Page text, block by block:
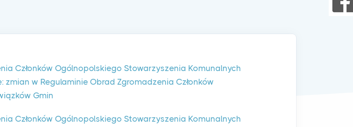
Członków Ogólnopolskiego Stowarzyszenia Komunalnych
w Regulaminie Obrad Zgromadzenia Członków
Gmin
Członków Ogólnopolskiego Stowarzyszenia Komunalnych